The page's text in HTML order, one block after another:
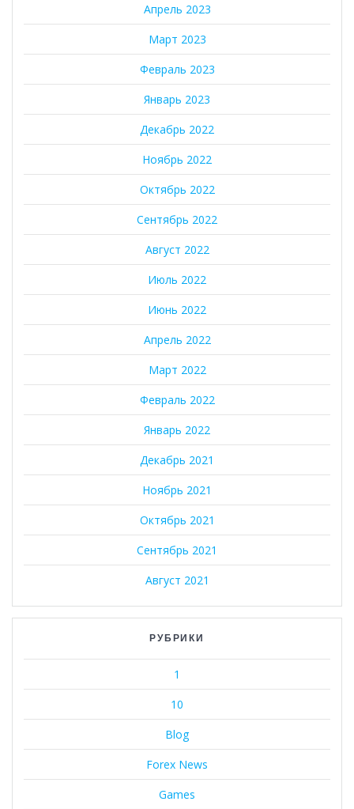
Апрель 2023
Март 2023
Февраль 2023
Январь 2023
Декабрь 2022
Ноябрь 2022
Октябрь 2022
Сентябрь 2022
Август 2022
Июль 2022
Июнь 2022
Апрель 2022
Март 2022
Февраль 2022
Январь 2022
Декабрь 2021
Ноябрь 2021
Октябрь 2021
Сентябрь 2021
Август 2021
РУБРИКИ
1
10
Blog
Forex News
Games